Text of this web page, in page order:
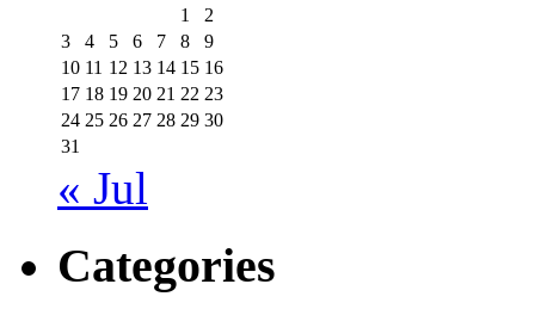
1
2
3
4 5 6 7 8
9
10 11 12 13 14 15 16
17 18 19 20 21 22 23
24 25 26 27 28 29 30
31
« Jul
Categories